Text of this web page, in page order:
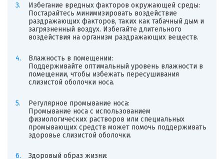
Избегание вредных факторов окружающей среды:
Постарайтесь минимизировать воздействие
раздражающих факторов, таких как табачный дым и
загрязненный воздух. Избегайте длительного
воздействия на организм раздражающих веществ.
Влажность в помещении:
Поддерживайте оптимальный уровень влажности в
помещении, чтобы избежать пересушивания
слизистой оболочки носа.
Регулярное промывание носа:
Промывание носа с использованием
физиологических растворов или специальных
промывающих средств может помочь поддерживать
здоровье слизистой оболочки.
Здоровый образ жизни: